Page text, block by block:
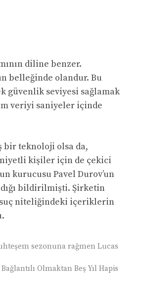
diline benzer.
belleğinde olandur. Bu
güvenlik seviyesi sağlamak
veriyi saniyeler içinde
bir teknoloji olsa da,
niyetli kişiler için de çekici
kurucusu Pavel Durov’un
bildirilmişti. Şirketin
suç niteliğindeki içeriklerin
sezonuna rağmen Lucas
Olmaktan Beş Yıl Hapis